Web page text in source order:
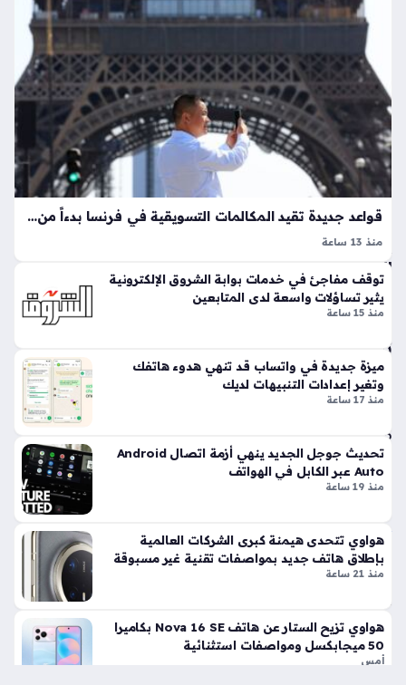
مج
دداً
الا
ست
علا
م
عن
أرق
ام
اله
ات
ف
تط
بيق
ه
5
سا
عا
مو
جة
اخت
راق
ات
هات
قواعد جديدة تقيد المكالمات التسويقية في فرنسا بدءاً من 11 أغسطس المقبل
منذ 13 ساعة
فرنسا، حيث تبدأ السلطات تطبيق قانون جديد يهدف إلى تقييد
المكالمات الإعلانية غير المرغوب فيها بشكل جذري. تأتي هذه
توقف مفاجئ في خدمات بوابة الشروق الإلكترونية
يثير تساؤلات واسعة لدى المتابعين
منذ 15 ساعة
ميزة جديدة في واتساب قد تنهي هدوء هاتفك
وتغير إعدادات التنبيهات لديك
منذ 17 ساعة
تحديث جوجل الجديد ينهي أزمة اتصال Android
Auto عبر الكابل في الهواتف
منذ 19 ساعة
هواوي تتحدى هيمنة كبرى الشركات العالمية
بإطلاق هاتف جديد بمواصفات تقنية غير مسبوقة
منذ 21 ساعة
هواوي تزيح الستار عن هاتف Nova 16 SE بكاميرا
50 ميجابكسل ومواصفات استثنائية
أمس